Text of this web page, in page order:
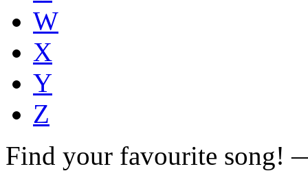
W
X
Y
Z
Find your favourite song!